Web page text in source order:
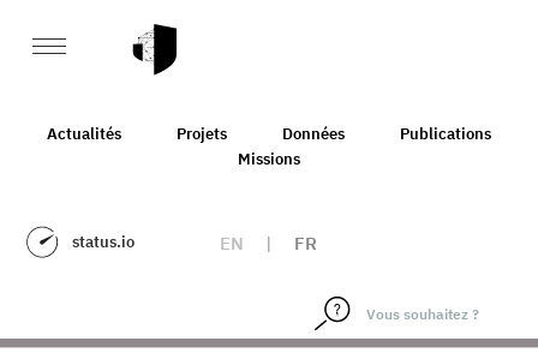
Actualités Projets Données
Publications
Missions
status.io EN | FR